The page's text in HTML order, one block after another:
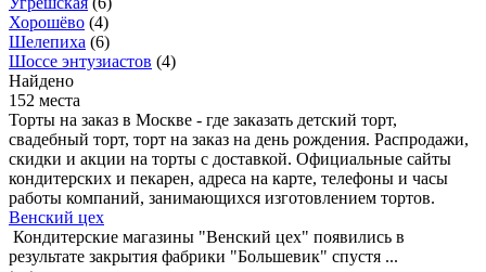
Хорошёво (4)
Шелепиха (6)
Шоссе энтузиастов (4)
Найдено
152 места
Торты на заказ в Москве - где заказать детский торт,
свадебный торт, торт на заказ на день рождения. Распродажи,
скидки и акции на торты с доставкой. Официальные сайты
кондитерских и пекарен, адреса на карте, телефоны и часы
работы компаний, занимающихся изготовлением тортов.
Венский цех
Кондитерские магазины "Венский цех" появились в
результате закрытия фабрики "Большевик" спустя ...